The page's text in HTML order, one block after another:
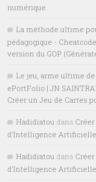
numérique
La méthode ultime
pédagogique -
version du GOP
Le jeu, arme ultime
ePortFolio | JN
Créer un Jeu de Cartes
Hadidiatou dans
d’Intelligence Artificielle
Hadidiatou dans
d’Intelligence Artificielle